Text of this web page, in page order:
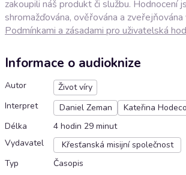
zakoupili náš produkt či službu. Hodnocení
shromažďována, ověřována a zveřejňována
Podmínkami a zásadami pro uživatelská
Informace o audioknize
Autor
Život víry
Interpret
Daniel Zeman Kateřina
Délka
4 hodin 29 minut
Vydavatel
Křesťanská misijní společnost
Typ
Časopis